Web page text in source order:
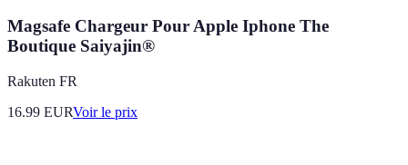
Magsafe Chargeur Pour Apple Iphone The
Boutique Saiyajin®
Rakuten FR
16.99 EURVoir le prix